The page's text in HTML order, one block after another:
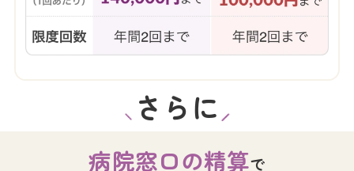
さらに
病院窓口の精算で